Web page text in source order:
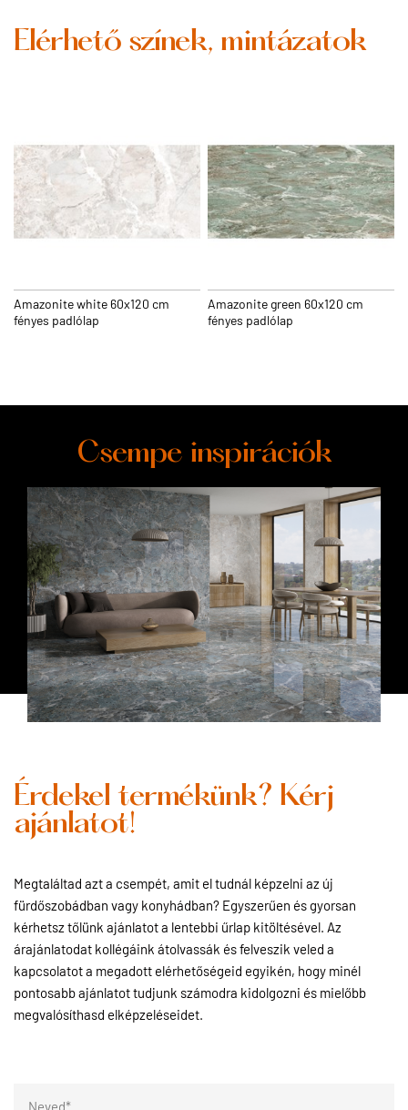
Elérhető színek, mintázatok
Amazonite white 60x120 cm
fényes padlólap
Amazonite green 60x120 cm
fényes padlólap
Csempe inspirációk
Érdekel termékünk? Kérj
ajánlatot!
Megtaláltad azt a csempét, amit el tudnál képzelni az új
fürdőszobádban vagy konyhádban? Egyszerűen és gyorsan
kérhetsz tőlünk ajánlatot a lentebbi űrlap kitöltésével. Az
árajánlatodat kollégáink átolvassák és felveszik veled a
kapcsolatot a megadott elérhetőségeid egyikén, hogy minél
pontosabb ajánlatot tudjunk számodra kidolgozni és mielőbb
megvalósíthasd elképzeléseidet.